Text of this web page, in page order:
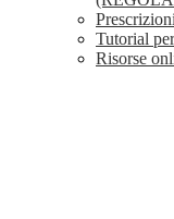
Tutorial
Risorse